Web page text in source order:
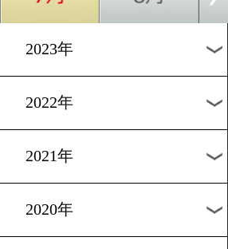
宇津木秀が鈴木雅弘に挑戦!
1 2 次へ>
過去のニュース